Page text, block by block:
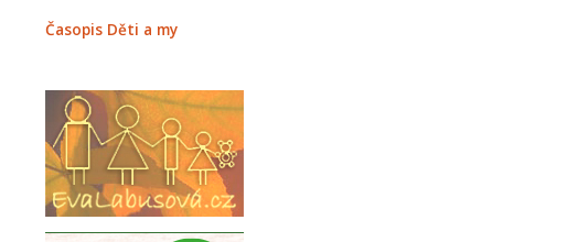
Časopis Děti a my